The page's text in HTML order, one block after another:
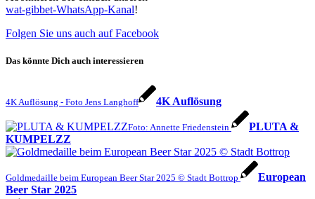
wat-gibbet-WhatsApp-Kanal!
Folgen Sie uns auch auf Facebook
Das könnte Dich auch interessieren
4K Auflösung - Foto Jens Langhoff 4K Auflösung
Foto: Annette Friedenstein
PLUTA &
KUMPELZZ
Goldmedaille beim European Beer Star 2025 © Stadt Bottrop
European
Beer Star 2025